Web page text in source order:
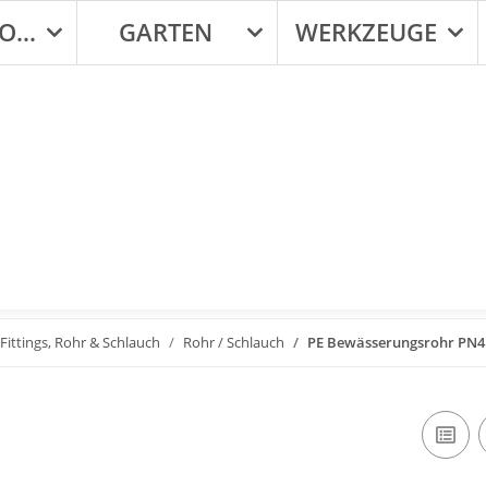
MÄHROBOTER GARTEN WERKZEUGE
Fittings, Rohr & Schlauch Rohr / Schlauch PE Bewässerungsrohr PN4